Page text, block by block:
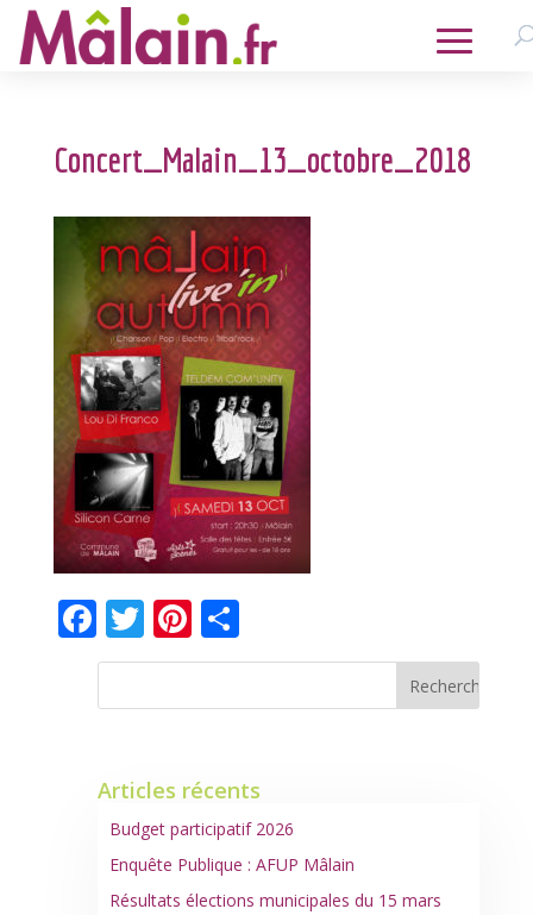
Concert_Malain_13_octobre_2018
Facebook
Twitter
Pinterest
Partager
Articles récents
Budget participatif 2026
Enquête Publique : AFUP Mâlain
Résultats élections municipales du 15 mars